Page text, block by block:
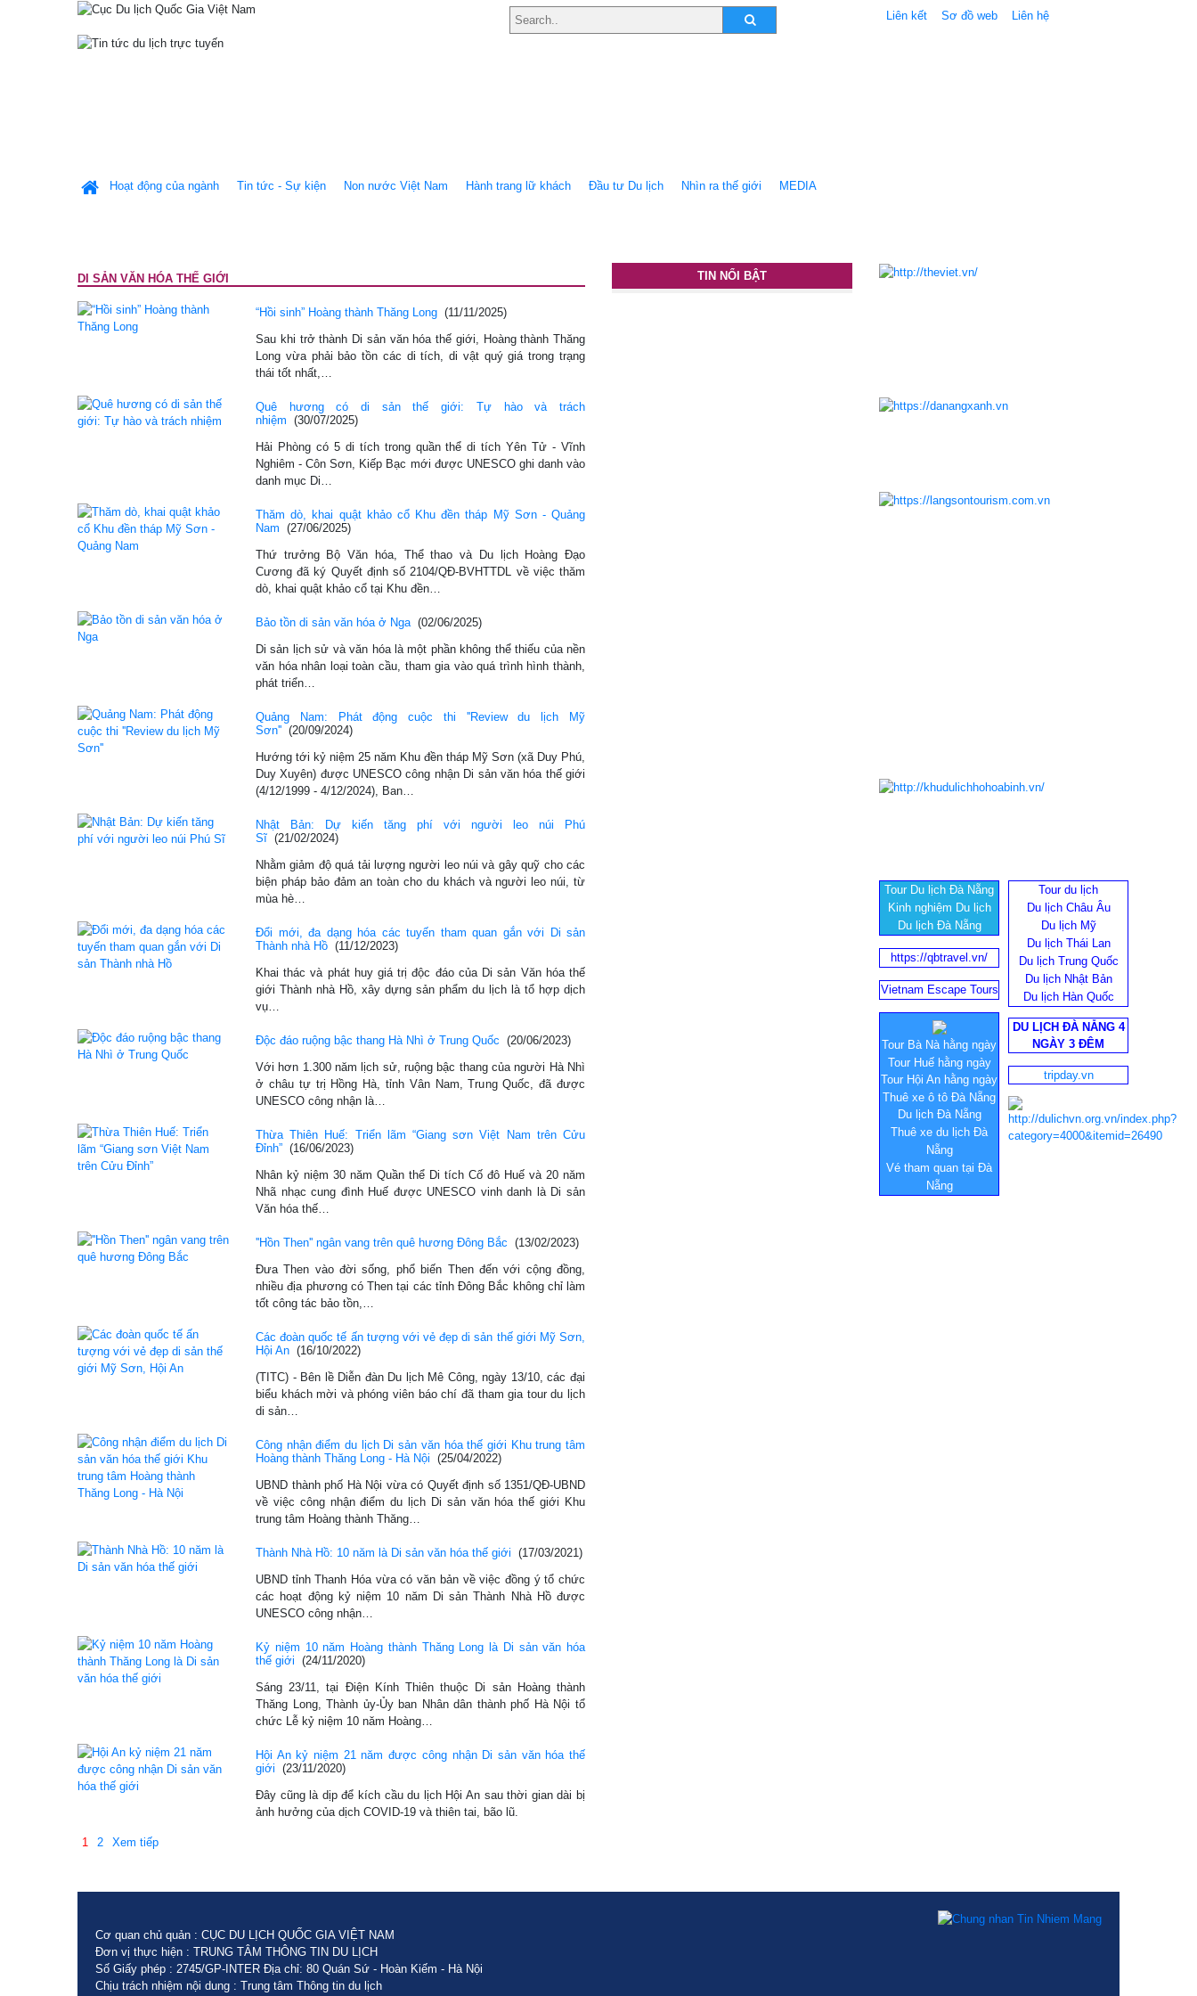
Liên kết Sơ đồ web Liên hệ
Hoạt động của ngành Tin tức - Sự kiện Non nước Việt Nam Hành trang lữ khách Ðầu tư Du lịch Nhìn ra thế giới MEDIA
DI SẢN VĂN HÓA THẾ GIỚI
“Hồi sinh” Hoàng thành Thăng Long (11/11/2025)
Sau khi trở thành Di sản văn hóa thế giới, Hoàng thành Thăng
Long vừa phải bảo tồn các di tích, di vật quý giá trong trạng
thái tốt nhất,…
Quê hương có di sản thế giới: Tự hào và trách
nhiệm (30/07/2025)
Hải Phòng có 5 di tích trong quần thể di tích Yên Tử - Vĩnh
Nghiêm - Côn Sơn, Kiếp Bạc mới được UNESCO ghi danh vào
danh mục Di…
Thăm dò, khai quật khảo cổ Khu đền tháp Mỹ Sơn - Quảng
Nam (27/06/2025)
Thứ trưởng Bộ Văn hóa, Thể thao và Du lịch Hoàng Đạo
Cương đã ký Quyết định số 2104/QĐ-BVHTTDL về việc thăm
dò, khai quật khảo cổ tại Khu đền…
Bảo tồn di sản văn hóa ở Nga (02/06/2025)
Di sản lịch sử và văn hóa là một phần không thể thiếu của nền
văn hóa nhân loại toàn cầu, tham gia vào quá trình hình thành,
phát triển…
Quảng Nam: Phát động cuộc thi ''Review du lịch Mỹ
Sơn'' (20/09/2024)
Hướng tới kỷ niệm 25 năm Khu đền tháp Mỹ Sơn (xã Duy Phú,
Duy Xuyên) được UNESCO công nhận Di sản văn hóa thế giới
(4/12/1999 - 4/12/2024), Ban…
Nhật Bản: Dự kiến tăng phí với người leo núi Phú
Sĩ (21/02/2024)
Nhằm giảm độ quá tải lượng người leo núi và gây quỹ cho các
biện pháp bảo đảm an toàn cho du khách và người leo núi, từ
mùa hè…
Đổi mới, đa dạng hóa các tuyến tham quan gắn với Di sản
Thành nhà Hồ (11/12/2023)
Khai thác và phát huy giá trị độc đáo của Di sản Văn hóa thế
giới Thành nhà Hồ, xây dựng sản phẩm du lịch là tổ hợp dịch
vụ…
Độc đáo ruộng bậc thang Hà Nhì ở Trung Quốc (20/06/2023)
Với hơn 1.300 năm lịch sử, ruộng bậc thang của người Hà Nhì
ở châu tự trị Hồng Hà, tỉnh Vân Nam, Trung Quốc, đã được
UNESCO công nhận là…
Thừa Thiên Huế: Triển lãm “Giang sơn Việt Nam trên Cửu
Đỉnh” (16/06/2023)
Nhân kỷ niệm 30 năm Quần thể Di tích Cố đô Huế và 20 năm
Nhã nhạc cung đình Huế được UNESCO vinh danh là Di sản
Văn hóa thế…
''Hồn Then'' ngân vang trên quê hương Đông Bắc (13/02/2023)
Đưa Then vào đời sống, phổ biến Then đến với cộng đồng,
nhiều địa phương có Then tại các tỉnh Đông Bắc không chỉ làm
tốt công tác bảo tồn,…
Các đoàn quốc tế ấn tượng với vẻ đẹp di sản thế giới Mỹ Sơn,
Hội An (16/10/2022)
(TITC) - Bên lề Diễn đàn Du lịch Mê Công, ngày 13/10, các đại
biểu khách mời và phóng viên báo chí đã tham gia tour du lịch
di sản…
Công nhận điểm du lịch Di sản văn hóa thế giới Khu trung tâm
Hoàng thành Thăng Long - Hà Nội (25/04/2022)
UBND thành phố Hà Nội vừa có Quyết định số 1351/QĐ-UBND
về việc công nhận điểm du lịch Di sản văn hóa thế giới Khu
trung tâm Hoàng thành Thăng…
Thành Nhà Hồ: 10 năm là Di sản văn hóa thế giới (17/03/2021)
UBND tỉnh Thanh Hóa vừa có văn bản về việc đồng ý tổ chức
các hoạt động kỷ niệm 10 năm Di sản Thành Nhà Hồ được
UNESCO công nhận…
Kỷ niệm 10 năm Hoàng thành Thăng Long là Di sản văn hóa
thế giới (24/11/2020)
Sáng 23/11, tại Điện Kính Thiên thuộc Di sản Hoàng thành
Thăng Long, Thành ủy-Ủy ban Nhân dân thành phố Hà Nội tổ
chức Lễ kỷ niệm 10 năm Hoàng…
Hội An kỷ niệm 21 năm được công nhận Di sản văn hóa thế
giới (23/11/2020)
Đây cũng là dịp để kích cầu du lịch Hội An sau thời gian dài bị
ảnh hưởng của dịch COVID-19 và thiên tai, bão lũ.
1 2 Xem tiếp
TIN NỔI BẬT
Tour Du lịch Đà Nẵng
Kinh nghiệm Du lịch
Du lịch Đà Nẵng
Tour du lịch
Du lịch Châu Âu
Du lịch Mỹ
Du lịch Thái Lan
Du lịch Trung Quốc
Du lịch Nhật Bản
Du lịch Hàn Quốc
https://qbtravel.vn/
Vietnam Escape Tours
Tour Bà Nà hằng ngày
Tour Huế hằng ngày
Tour Hội An hằng ngày
Thuê xe ô tô Đà Nẵng
Du lịch Đà Nẵng
Thuê xe du lịch Đà
Nẵng
Vé tham quan tại Đà
Nẵng
DU LỊCH ĐÀ NẴNG 4
NGÀY 3 ĐÊM
tripday.vn
Cơ quan chủ quản : CỤC DU LỊCH QUỐC GIA VIỆT NAM
Đơn vị thực hiện : TRUNG TÂM THÔNG TIN DU LỊCH
Số Giấy phép : 2745/GP-INTER Địa chỉ: 80 Quán Sứ - Hoàn Kiếm - Hà Nội
Chịu trách nhiệm nội dung : Trung tâm Thông tin du lịch